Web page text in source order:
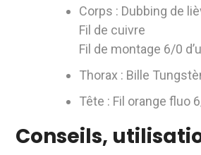
Corps : Dubbing de
Fil de cuivre
Fil de montage 6/0
Thorax : Bille
Tête : Fil orange fluo
Conseils,